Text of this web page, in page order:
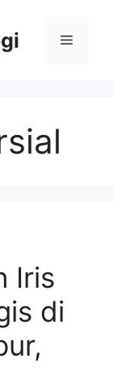
Menu
Iris
di